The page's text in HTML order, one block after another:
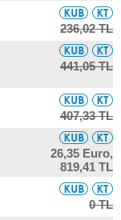
236,02 TL
441,05 TL
407,33 TL
26,35 Euro,
819,41 TL
0 TL